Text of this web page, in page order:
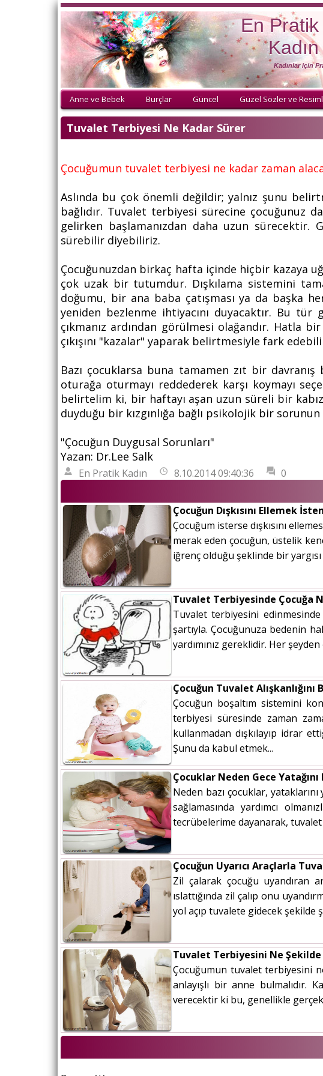
En Pratik
Kadın
Kadınlar için
Anne ve Bebek Burçlar Güncel Güzel Sözler ve
Tuvalet Terbiyesi Ne Kadar Sürer
Çocuğumun tuvalet terbiyesi ne kadar zaman
Aslında bu çok önemli değildir; yalnız şunu
bağlıdır. Tuvalet terbiyesi sürecine çocuğunuz
gelirken başlamanızdan daha uzun
sürebilir diyebiliriz.
Çocuğunuzdan birkaç hafta içinde hiçbir kazaya
çok uzak bir tutumdur. Dışkılama sistemini
doğumu, bir ana baba çatışması ya da başka
yeniden bezlenme ihtiyacını duyacaktır. Bu
çıkmanız ardından görülmesi olağandır. Hatla
çıkışını "kazalar" yaparak belirtmesiyle fark
Bazı çocuklarsa buna tamamen zıt bir
oturağa oturmayı reddederek karşı koymayı
belirtelim ki, bir haftayı aşan uzun süreli bir
duyduğu bir kızgınlığa bağlı psikolojik bir
"Çocuğun Duygusal Sorunları"
Yazan: Dr.Lee Salk
En Pratik Kadın 8.10.2014 09:40:36 0
Çocuğun Dışkısını Ellemek
Çocuğum isterse dışkısını
merak eden çocuğun, üstelik
iğrenç olduğu şeklinde bir
Tuvalet Terbiyesinde Çocuğa
Tuvalet terbiyesini
şartıyla. Çocuğunuza bedenin
yardımınız gereklidir. Her
Çocuğun Tuvalet Alışkanlığını
Çocuğun boşaltım sistemini
terbiyesi süresinde zaman
kullanmadan dışkılayıp idrar
Şunu da kabul etmek...
Çocuklar Neden Gece Yatağını
Neden bazı çocuklar,
sağlamasında yardımcı
tecrübelerime dayanarak, tuvalet
Çocuğun Uyarıcı Araçlarla
Zil çalarak çocuğu uyandıran
ıslattığında zil çalıp onu
yol açıp tuvalete gidecek şekilde
Tuvalet Terbiyesini Ne Şekilde
Çocuğumun tuvalet terbiyesini
anlayışlı bir anne bulmalıdır.
verecektir ki bu, genellikle